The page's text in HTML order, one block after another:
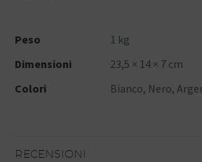
Peso
1 kg
Dimensioni
23,5 × 14 × 7 cm
Colori
Bianco, Nero,
RECENSIONI